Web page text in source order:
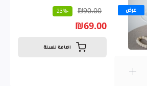
عرض ₪90.00
-23%
₪69.00
اضافة للسلة